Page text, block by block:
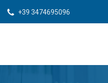
+39 3474695096